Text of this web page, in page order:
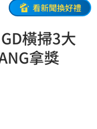
看新聞換好禮
橫掃3大
拿獎